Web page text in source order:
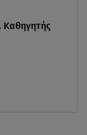
Καθηγητής